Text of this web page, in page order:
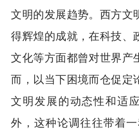
文明的发展趋势。西方文
得辉煌的成就，在科技、
文化等方面都曾对世界产
而，以当下困境而仓促定
文明发展的动态性和适
外，这种论调往往带着